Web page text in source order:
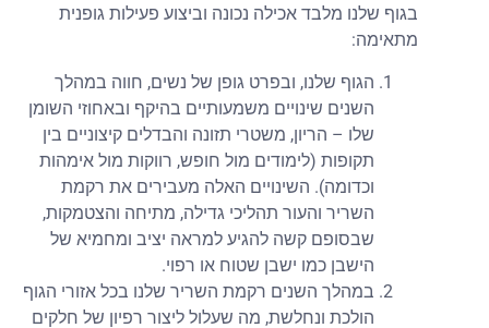
בגוף שלנו מלבד אכילה נכונה וביצוע פעילות גופנית
מתאימה:
הגוף שלנו, ובפרט גופן של נשים, חווה במהלך
השנים שינויים משמעותיים בהיקף ובאחוזי השומן
שלו – הריון, משטרי תזונה והבדלים קיצוניים בין
תקופות (לימודים מול חופש, רווקות מול אימהות
וכדומה). השינויים האלה מעבירים את רקמת
השריר והעור תהליכי גדילה, מתיחה והצטמקות,
שבסופם קשה להגיע למראה יציב ומחמיא של
הישבן כמו ישבן שטוח או רפוי.
במהלך השנים רקמת השריר שלנו בכל אזורי הגוף
הולכת ונחלשת, מה שעלול ליצור רפיון של חלקים